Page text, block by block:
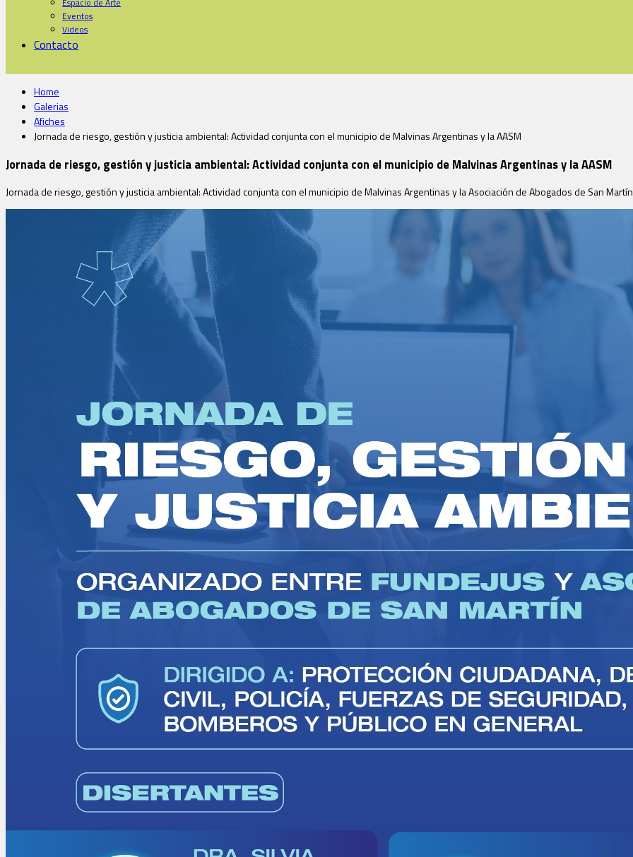
Espacio de Arte
Eventos
Videos
Contacto
Home
Galerias
Afiches
Jornada de riesgo, gestión y justicia ambiental: Actividad conjunta con el municipio de Malvinas Argentinas y la AASM
Jornada de riesgo, gestión y justicia ambiental: Actividad conjunta con el municipio de Malvinas Argentinas y la AASM
Jornada de riesgo, gestión y justicia ambiental: Actividad conjunta con el municipio de Malvinas Argentinas y la Asociación de Abogados de San